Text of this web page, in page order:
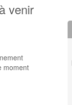
venir
moment